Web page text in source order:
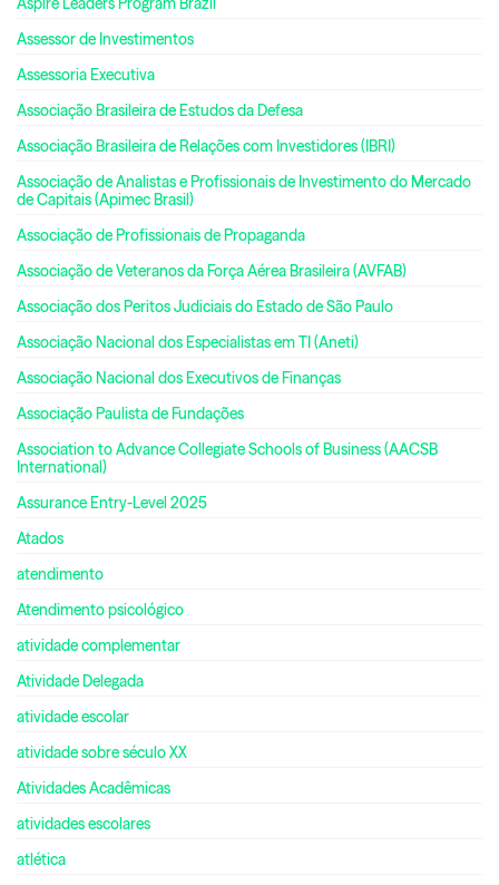
Assessor de Investimentos
Assessoria Executiva
Associação Brasileira de Estudos da Defesa
Associação Brasileira de Relações com Investidores (IBRI)
Associação de Analistas e Profissionais de Investimento do Mercado
de Capitais (Apimec Brasil)
Associação de Profissionais de Propaganda
Associação de Veteranos da Força Aérea Brasileira (AVFAB)
Associação dos Peritos Judiciais do Estado de São Paulo
Associação Nacional dos Especialistas em TI (Aneti)
Associação Nacional dos Executivos de Finanças
Associação Paulista de Fundações
Association to Advance Collegiate Schools of Business (AACSB
International)
Assurance Entry-Level 2025
Atados
atendimento
Atendimento psicológico
atividade complementar
Atividade Delegada
atividade escolar
atividade sobre século XX
Atividades Acadêmicas
atividades escolares
atlética